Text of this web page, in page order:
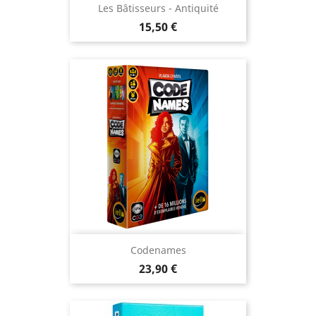
Les Bâtisseurs - Antiquité
Prix
15,50 €
Codenames
Prix
23,90 €